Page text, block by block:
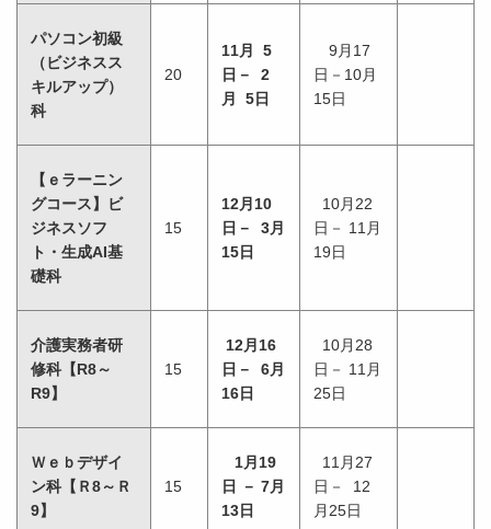
パソコン初級
（ビジネスス
キルアップ）
科
20
11月 5
日－ 2
月 5日
9月17
日－10月
15日
【ｅラーニン
グコース】ビ
ジネスソフ
ト・生成AI基
礎科
15
12月10
日－ 3月
15日
10月22
日－ 11月
19日
介護実務者研
修科【R8～
R9】
15
12月16
日－ 6月
16日
10月28
日－ 11月
25日
Ｗｅｂデザイ
ン科【Ｒ8～Ｒ
9】
15
1月19
日 － 7月
13日
11月27
日－ 12
月25日